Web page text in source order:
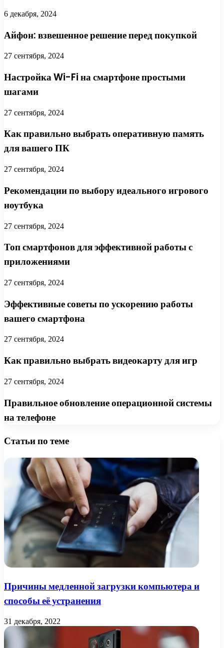
6 декабря, 2024
Айфон: взвешенное решение перед покупкой
27 сентября, 2024
Настройка Wi-Fi на смартфоне простыми
шагами
27 сентября, 2024
Как правильно выбрать оперативную память
для вашего ПК
27 сентября, 2024
Рекомендации по выбору идеального игрового
ноутбука
27 сентября, 2024
Топ смартфонов для эффективной работы с
приложениями
27 сентября, 2024
Эффективные советы по ускорению работы
вашего смартфона
27 сентября, 2024
Как правильно выбрать видеокарту для игр
27 сентября, 2024
Правильное обновление операционной системы
на телефоне
Статьи по теме
Причины медленной загрузки компьютера и
способы её устранения
31 декабря, 2022